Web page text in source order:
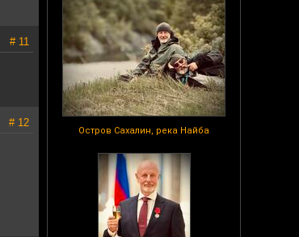
Остров Сахалин, река Найба
# 11
# 12